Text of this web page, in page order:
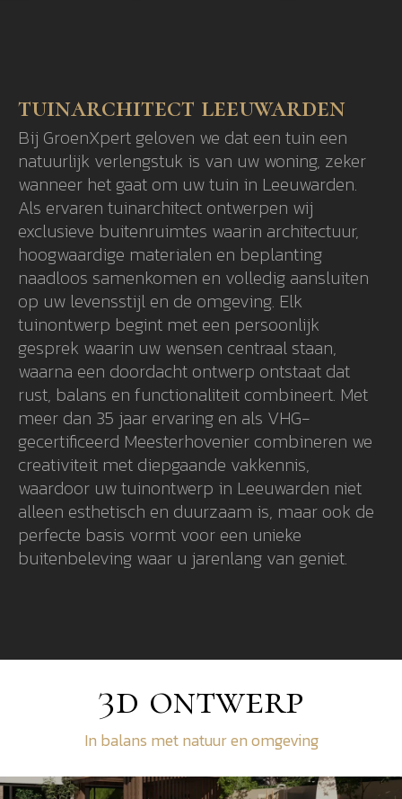
tuinarchitect leeuwarden
Bij GroenXpert geloven we dat een tuin een
natuurlijk verlengstuk is van uw woning, zeker
wanneer het gaat om uw tuin in Leeuwarden.
Als ervaren tuinarchitect ontwerpen wij
exclusieve buitenruimtes waarin architectuur,
hoogwaardige materialen en beplanting
naadloos samenkomen en volledig aansluiten
op uw levensstijl en de omgeving. Elk
tuinontwerp begint met een persoonlijk
gesprek waarin uw wensen centraal staan,
waarna een doordacht ontwerp ontstaat dat
rust, balans en functionaliteit combineert. Met
meer dan 35 jaar ervaring en als VHG-
gecertificeerd Meesterhovenier combineren we
creativiteit met diepgaande vakkennis,
waardoor uw tuinontwerp in Leeuwarden niet
alleen esthetisch en duurzaam is, maar ook de
perfecte basis vormt voor een unieke
buitenbeleving waar u jarenlang van geniet.
3d ontwerp
In balans met natuur en omgeving